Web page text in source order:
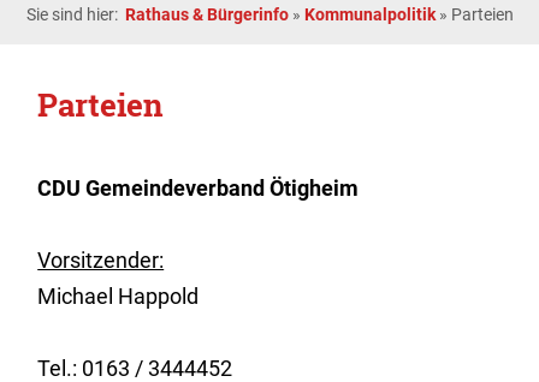
Sie sind hier: Rathaus & Bürgerinfo » Kommunalpolitik » Parteien
Parteien
CDU Gemeindeverband Ötigheim
Vorsitzender:
Michael Happold
Tel.: 0163 / 3444452